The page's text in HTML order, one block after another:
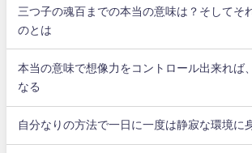
三つ子の魂百までの本当の意味は？そしてそ
のとは
本当の意味で想像力をコントロール出来れば
なる
自分なりの方法で一日に一度は静寂な環境に